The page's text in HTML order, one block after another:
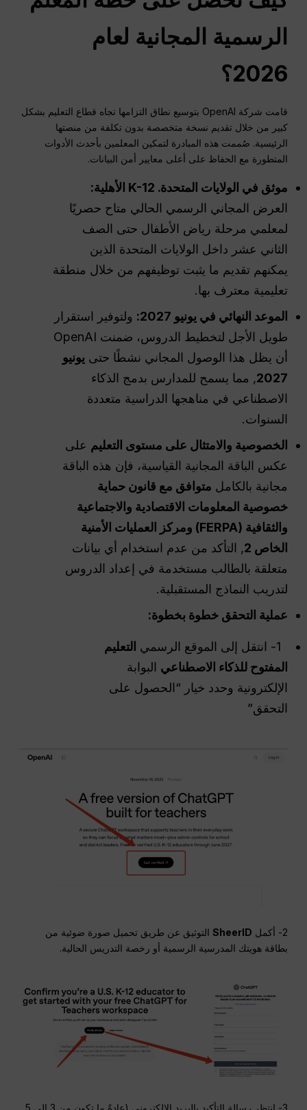
الرسمية المجانية لعام
2026؟
قامت شركة OpenAI بتوسيع نطاق التزامها تجاه قطاع التعليم بشكل
كبير من خلال تقديم نسخة متخصصة بدون تكلفة من منصتها
الرئيسية. صُممت هذه المبادرة لتمكين المعلمين بأحدث الأدوات
المتطورة مع الحفاظ على أعلى معايير أمن البيانات.
موثق في الولايات المتحدة. K-12 الأهلية:
العرض المجاني الرسمي الحالي متاح حصريًا
لمعلمي مرحلة رياض الأطفال حتى الصف
الثاني عشر داخل الولايات المتحدة الذين
يمكنهم تقديم ما يثبت توظيفهم من خلال منطقة
تعليمية معترف بها.
الموعد النهائي في يونيو 2027:
ولتوفير استقرار
طويل الأجل لتخطيط الدروس، ضمنت OpenAI
أن يظل هذا الوصول المجاني نشطًا حتى يونيو
2027, مما يسمح للمدارس بدمج الذكاء
الاصطناعي في مناهجها الدراسية متعددة
السنوات.
الخصوصية والامتثال على مستوى التعليم على
عكس الباقة المجانية القياسية، فإن هذه الباقة
مجانية بالكامل متوافق مع قانون حماية
خصوصية المعلومات الاقتصادية والاجتماعية
والثقافية (FERPA) ومركز العمليات الأمنية
الخاص 2
, التأكد من عدم استخدام أي بيانات
متعلقة بالطالب مستخدمة في إعداد الدروس
لتدريب النماذج المستقبلية.
عملية التحقق خطوة بخطوة:
التعليم
المفتوح للذكاء الاصطناعي البوابة
الإلكترونية وحدد خيار “الحصول على
التحقق”
2- أكمل SheerID التوثيق عن طريق تحميل صورة ضوئية من
بطاقة هويتك المدرسية الرسمية أو رخصة التدريس الحالية.